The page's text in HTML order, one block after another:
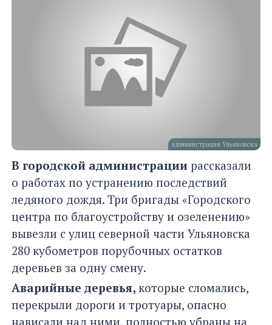
администрация Ульяновска
В городской администрации рассказали
о работах по устранению последствий
ледяного дождя. Три бригады «Городского
центра по благоустройству и озеленению»
вывезли с улиц северной части Ульяновска
280 кубометров порубочных остатков
деревьев за одну смену.
Аварийные деревья, которые сломались,
перекрыли дороги и тротуары, опасно
нависали над ними, полностью убраны на